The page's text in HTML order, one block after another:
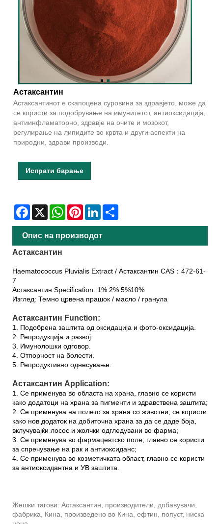
Астаксантин
Астаксантинот е скапоцена суровина за здравјето, може да
се користи за подобрување на имунитетот, антиоксидација,
антиинфламаторно, здравје на очите и мозокот,
регулирање на липидите во крвта и други аспекти на
природни, здрави производи.
Испрати барање
Facebook
X WhatsAppPinterestLinkedIn
Опис на производот
Астаксантин
Haematococcus Pluvialis Extract / Астаксантин CAS：472-61-
7
Астаксантин Specification: 1% 2% 5%10%
Изглед: Темно црвена прашок / масло / гранула
Астаксантин Function:
1. Подобрена заштита од оксидација и фото-оксидација.
2. Репродукција и развој.
3. Имунолошки одговор.
4. Отпорност на болести.
5. Репродуктивно однесување.
Астаксантин Application:
1. Се применува во областа на храна, главно се користи
како додатоци на храна за пигменти и здравствена заштита;
2. Се применува на полето за храна со животни, се користи
како нов додаток на добиточна храна за да се даде боја,
вклучувајќи лосос и жолчки одгледувани во фарма;
3. Се применува во фармацевтско поле, главно се користи
за спречување на рак и антиоксиданс;
4. Се применува во козметичката област, главно се користи
за антиоксидантна и УВ заштита.
Жешки тагови: Астаксантин, производители, добавувачи,
фабрика, Кина, произведено во Кина, ефтин, попуст, ниска